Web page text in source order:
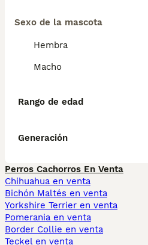
Sexo de la mascota
Hembra
Macho
Rango de edad
Generación
Perros Cachorros En Venta
Chihuahua en venta
Bichón Maltés en venta
Yorkshire Terrier en venta
Pomerania en venta
Border Collie en venta
Teckel en venta